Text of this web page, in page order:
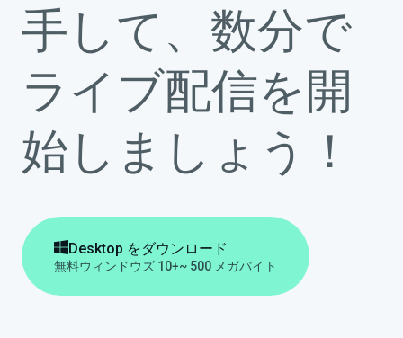
手して、数分で
ライブ配信を開
始しましょう！
Desktop をダウンロード
無料ウィンドウズ 10+~ 500 メガバイト